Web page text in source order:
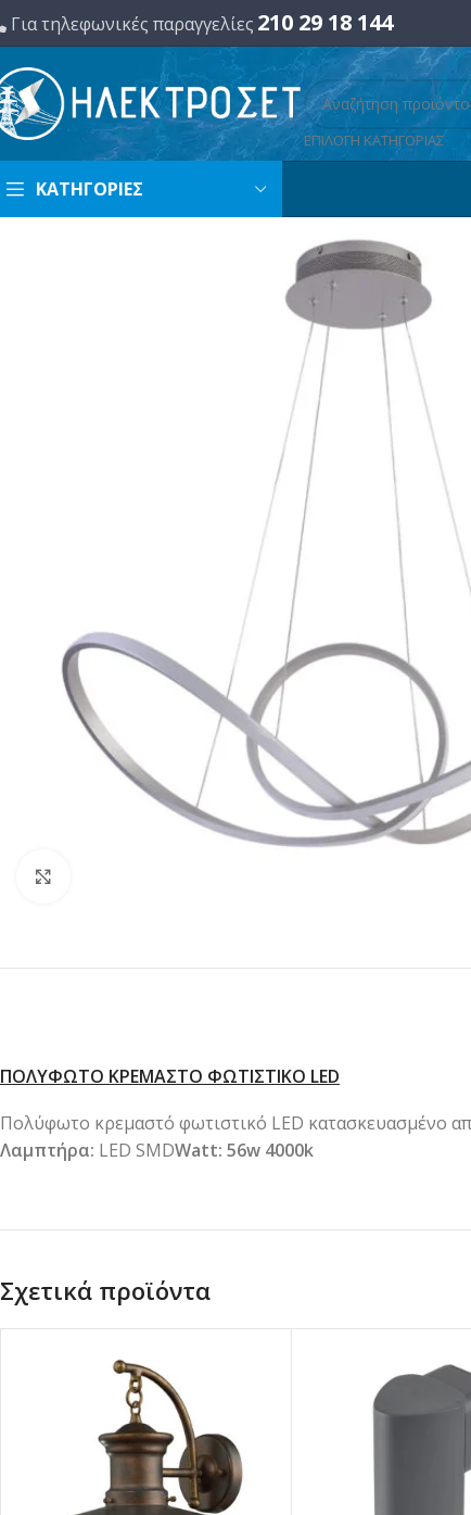
Για τηλεφωνικές παραγγελίες 210 29 18 144
ΕΠΙΛΟΓΗ ΚΑΤΗΓΟΡΙΑΣ
ΚΑΤΗΓΟΡΙΕΣ
ΠΟΛΥΦΩΤΟ ΚΡΕΜΑΣΤΟ ΦΩΤΙΣΤΙΚΟ LED
Πολύφωτο κρεμαστό φωτιστικό LED κατασκευασμένο
Λαμπτήρα: LED SMDWatt: 56w 4000k
Σχετικά προϊόντα